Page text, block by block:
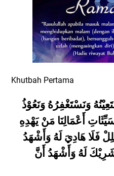
Khutbah Pertama
وَنَسْتَغْفِرُهُ وَنَعُوْذُ
أَعْمَالِنَا مَنْ يَهْدِهِ
فَلَا هَادِيَ لَهُ وَأَشْهَدُ
شَرِيْكَ لَهُ وَأَشْهَدُ أَنَّ